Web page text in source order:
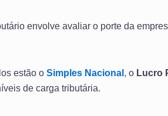
envolve avaliar o porte da
estão o Simples Nacional , o Lucro
de carga tributária.